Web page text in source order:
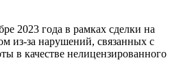
2023 года в рамках сделки на
из-за нарушений, связанных с
в качестве нелицензированного